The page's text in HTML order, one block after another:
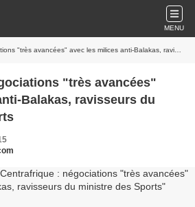
MENU
avancées" avec les milices anti-Balakas, ravisseurs du ministre des Sports
"très avancées"
Balakas, ravisseurs du